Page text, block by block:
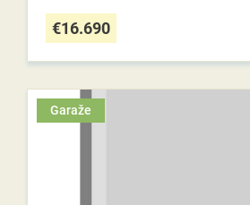
€16.690
Garaže